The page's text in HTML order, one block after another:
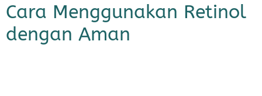
Cara Menggunakan Retinol
dengan Aman